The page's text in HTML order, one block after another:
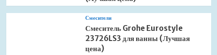
Смесители
Смеситель Grohe Eurostyle
23726LS3 для ванны (Лучшая
цена)